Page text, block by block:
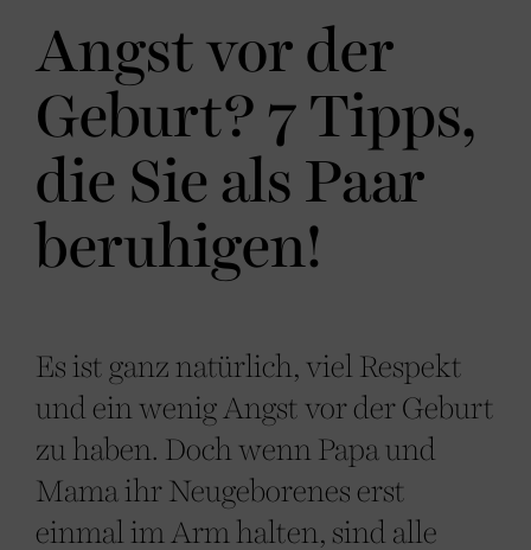
Angst vor der
Geburt? 7 Tipps,
die Sie als Paar
beruhigen!
Es ist ganz natürlich, viel Respekt
und ein wenig Angst vor der Geburt
zu haben. Doch wenn Papa und
Mama ihr Neugeborenes erst
einmal im Arm halten, sind alle